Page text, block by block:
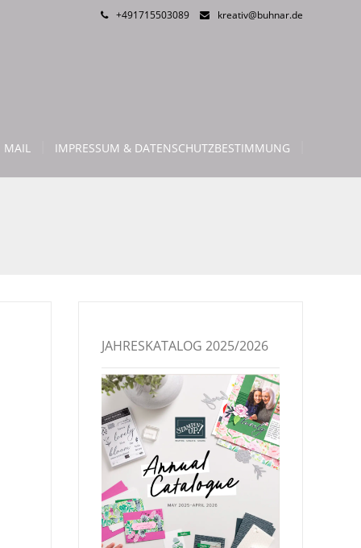
+491715503089 kreativ@buhnar.de
MAIL IMPRESSUM & DATENSCHUTZBESTIMMUNG
JAHRESKATALOG 2025/2026